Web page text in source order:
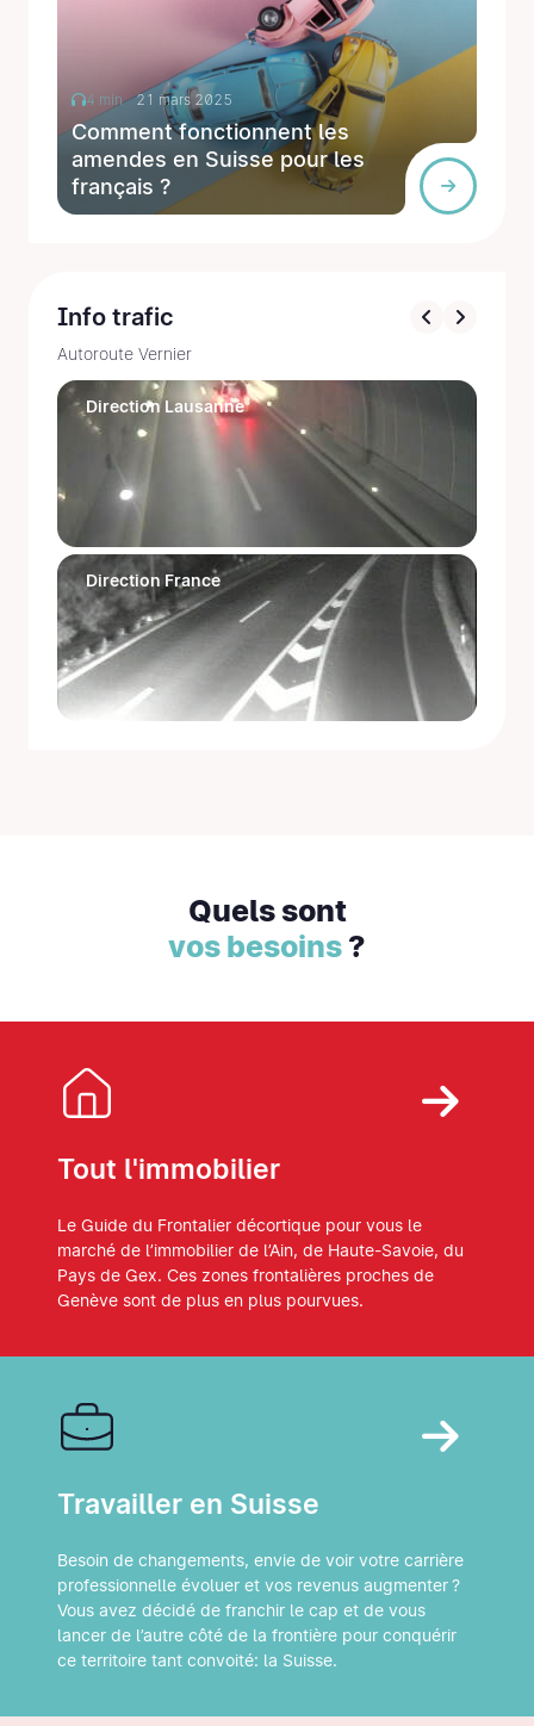
4 min 21 mars 2025
Comment fonctionnent les
amendes en Suisse pour les
français ?
Info trafic
Autoroute Vernier
Direction Lausanne
Direction France
Quels sont
vos besoins ?
Tout l'immobilier
Le Guide du Frontalier décortique pour vous le
marché de l’immobilier de l’Ain, de Haute-Savoie, du
Pays de Gex. Ces zones frontalières proches de
Genève sont de plus en plus pourvues.
Travailler en Suisse
Besoin de changements, envie de voir votre carrière
professionnelle évoluer et vos revenus augmenter ?
Vous avez décidé de franchir le cap et de vous
lancer de l’autre côté de la frontière pour conquérir
ce territoire tant convoité: la Suisse.